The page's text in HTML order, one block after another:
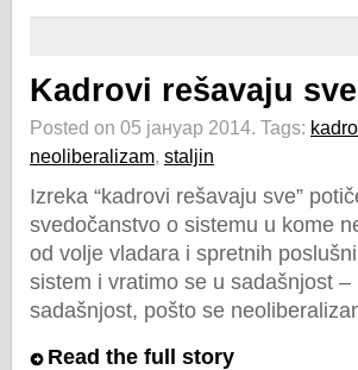
Kadrovi rešavaju sve
Posted on 05 јануар 2014. Tags:
neoliberalizam, staljin
Izreka “kadrovi rešavaju sve”
svedočanstvo o sistemu u kome
od volje vladara i spretnih
sistem i vratimo se u sadašnjost
sadašnjost, pošto se
Read the full story